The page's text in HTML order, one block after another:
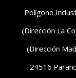
Polígono
(Dirección La
(Dirección
24516